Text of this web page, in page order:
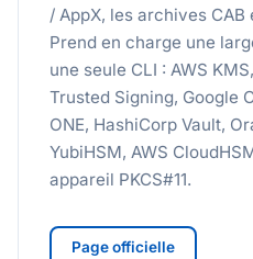
/ AppX, les archives CAB
Prend en charge une
une seule CLI : AWS
Trusted Signing, Google
ONE, HashiCorp Vault,
YubiHSM, AWS
appareil PKCS#11.
Page officielle